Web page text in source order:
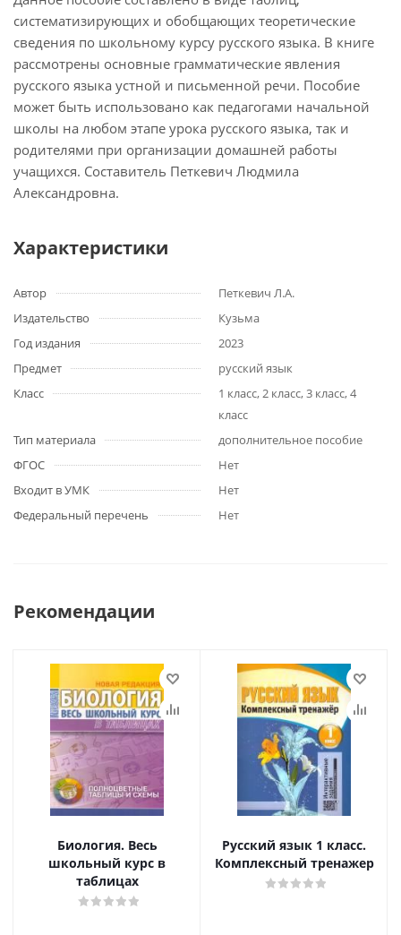
систематизирующих и обобщающих теоретические
сведения по школьному курсу русского языка. В книге
рассмотрены основные грамматические явления
русского языка устной и письменной речи. Пособие
может быть использовано как педагогами начальной
школы на любом этапе урока русского языка, так и
родителями при организации домашней работы
учащихся. Составитель Петкевич Людмила
Александровна.
Характеристики
Автор
Петкевич Л.А.
Издательство
Кузьма
Год издания
2023
Предмет
русский язык
Класс
1 класс, 2 класс, 3 класс, 4
класс
Тип материала
дополнительное пособие
ФГОС
Нет
Входит в УМК
Нет
Федеральный перечень
Нет
Рекомендации
Биология. Весь
школьный курс в
таблицах
Русский язык 1 класс.
Комплексный тренажер